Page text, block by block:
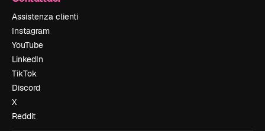
Assistenza clienti
Instagram
YouTube
LinkedIn
TikTok
Discord
X
Reddit